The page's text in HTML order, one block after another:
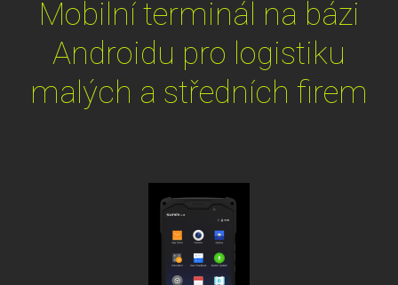
Mobilní terminál na bázi
Androidu pro logistiku
malých a středních firem